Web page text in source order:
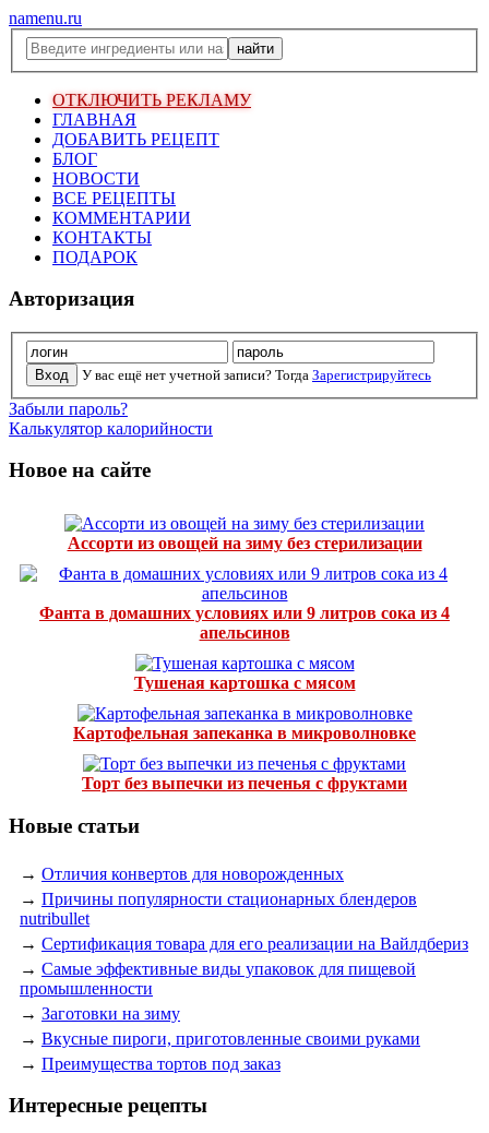
namenu.ru
ОТКЛЮЧИТЬ РЕКЛАМУ
ГЛАВНАЯ
ДОБАВИТЬ РЕЦЕПТ
БЛОГ
НОВОСТИ
ВСЕ РЕЦЕПТЫ
КОММЕНТАРИИ
КОНТАКТЫ
ПОДАРОК
Авторизация
У вас ещё нет учетной записи? Тогда Зарегистрируйтесь
Забыли пароль?
Калькулятор калорийности
Новое на сайте
Ассорти из овощей на зиму без стерилизации
Фанта в домашних условиях или 9 литров сока из 4
апельсинов
Тушеная картошка с мясом
Картофельная запеканка в микроволновке
Торт без выпечки из печенья с фруктами
Новые статьи
→ Отличия конвертов для новорожденных
→ Причины популярности стационарных блендеров
nutribullet
→ Сертификация товара для его реализации на Вайлдбериз
→ Самые эффективные виды упаковок для пищевой
промышленности
→ Заготовки на зиму
→ Вкусные пироги, приготовленные своими руками
→ Преимущества тортов под заказ
Интересные рецепты